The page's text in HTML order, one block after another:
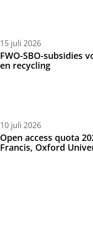
15 juli 2026
FWO-SBO-subsidies
en recycling
10 juli 2026
Open access quota
Francis, Oxford